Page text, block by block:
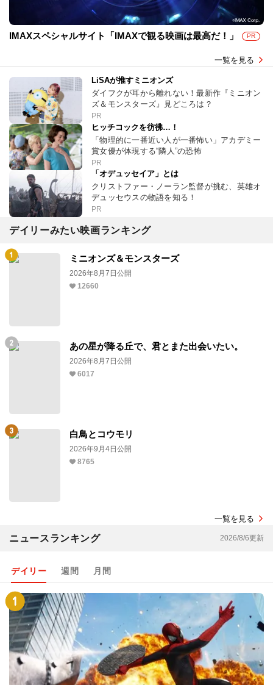
IMAXスペシャルサイト「IMAXで観る映画は最高だ！」 PR
一覧を見る
LiSAが推すミニオンズ
ダイフクが耳から離れない！最新作『ミニオン
ズ＆モンスターズ』見どころは？
PR
ヒッチコックを彷彿…！
「物理的に一番近い人が一番怖い」アカデミー
賞女優が体現する“隣人”の恐怖
PR
「オデュッセイア」とは
クリストファー・ノーラン監督が挑む、英雄オ
デュッセウスの物語を知る！
PR
デイリーみたい映画ランキング
ミニオンズ＆モンスターズ
2026年8月7日公開
12660
あの星が降る丘で、君とまた出会いたい。
2026年8月7日公開
6017
白鳥とコウモリ
2026年9月4日公開
8765
一覧を見る
ニュースランキング 2026/8/6更新
デイリー 週間 月間